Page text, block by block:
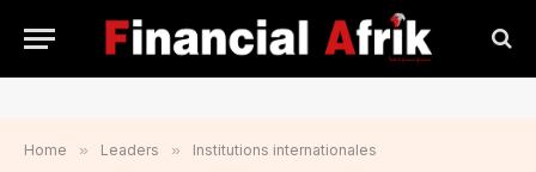
Home » Leaders » Institutions internationales